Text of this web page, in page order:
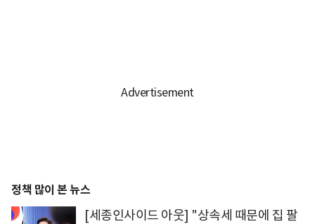
정책 많이 본 뉴스
[세종인사이드 아웃] "상속세 때문에 집 팔